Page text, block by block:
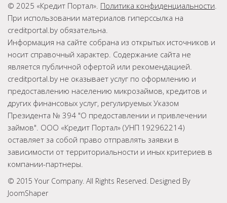
© 2025 «Кредит Портал». Политика конфиденциальности.
При использовании материалов гиперссылка на
creditportal.by обязательна.
Информация на сайте собрана из открытых источников и
носит справочный характер. Содержание сайта не
является публичной офертой или рекомендацией.
creditportal.by не оказывает услуг по оформлению и
предоставлению населению микрозаймов, кредитов и
других финансовых услуг, регулируемых Указом
Президента № 394 "О предоставлении и привлечении
займов". ООО «Кредит Портал» (УНП 192962214)
оставляет за собой право отправлять заявки в
зависимости от территориальности и иных критериев в
компании-партнеры.
© 2015 Your Company. All Rights Reserved. Designed By
JoomShaper